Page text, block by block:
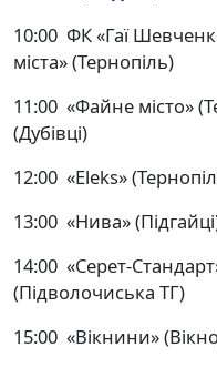
10:00 ФК «Гаї
міста» (Тернопіль)
11:00 «Файне місто»
(Дубівці)
12:00 «Eleks»
13:00 «Нива»
14:00 «Серет-
(Підволочиська ТГ)
15:00 «Вікнини»